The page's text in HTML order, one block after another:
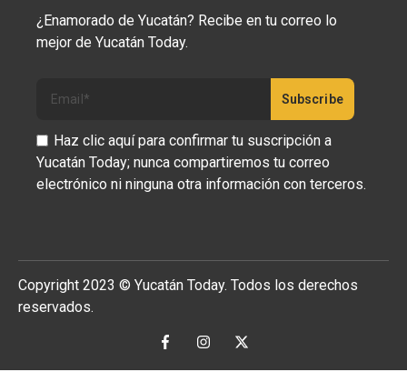
¿Enamorado de Yucatán? Recibe en tu correo lo
mejor de Yucatán Today.
Haz clic aquí para confirmar tu suscripción a
Yucatán Today; nunca compartiremos tu correo
electrónico ni ninguna otra información con terceros.
Copyright 2023 © Yucatán Today. Todos los derechos
reservados.